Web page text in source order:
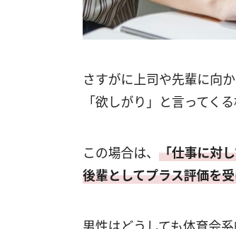
さすがに上司や先輩に向
「欲しがり」と言ってく
この場合は、 「仕事に対
後輩としてプラス評価を